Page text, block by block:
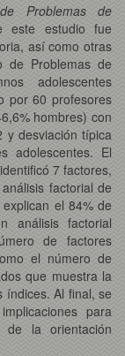
Problemas de
este estudio fue
así como otras
de Problemas de
adolescentes
por 60 profesores
hombres) con
desviación típica
adolescentes. El
7 factores,
factorial de
el 84% de
análisis factorial
de factores
el número de
que muestra la
índices. Al final, se
para
de la orientación